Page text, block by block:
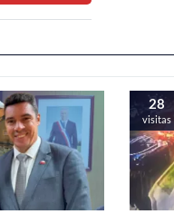
28
visitas